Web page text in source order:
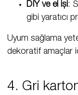
DIY ve el işi:
gibi yaratıcı
Uyum sağlama
dekoratif amaçlar
4. Gri